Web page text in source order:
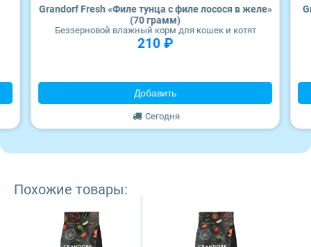
Grandorf Fresh «Филе тунца с филе лосося в желе»
(70 грамм)
Беззерновой влажный корм для кошек и котят
210 ₽
Добавить
Сегодня
Похожие товары: